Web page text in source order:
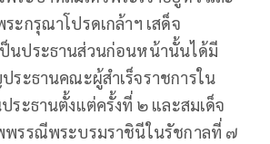
ะกรุณาโปรดเกล้าฯ เสด็จ
นประธานส่วนก่อนหน้านั้นได้มี
ระธานคณะผู้สำเร็จราชการใน
ระธานตั้งแต่ครั้งที่ ๒ และสมเด็จ
พรรณีพระบรมราชินีในรัชกาลที่ ๗